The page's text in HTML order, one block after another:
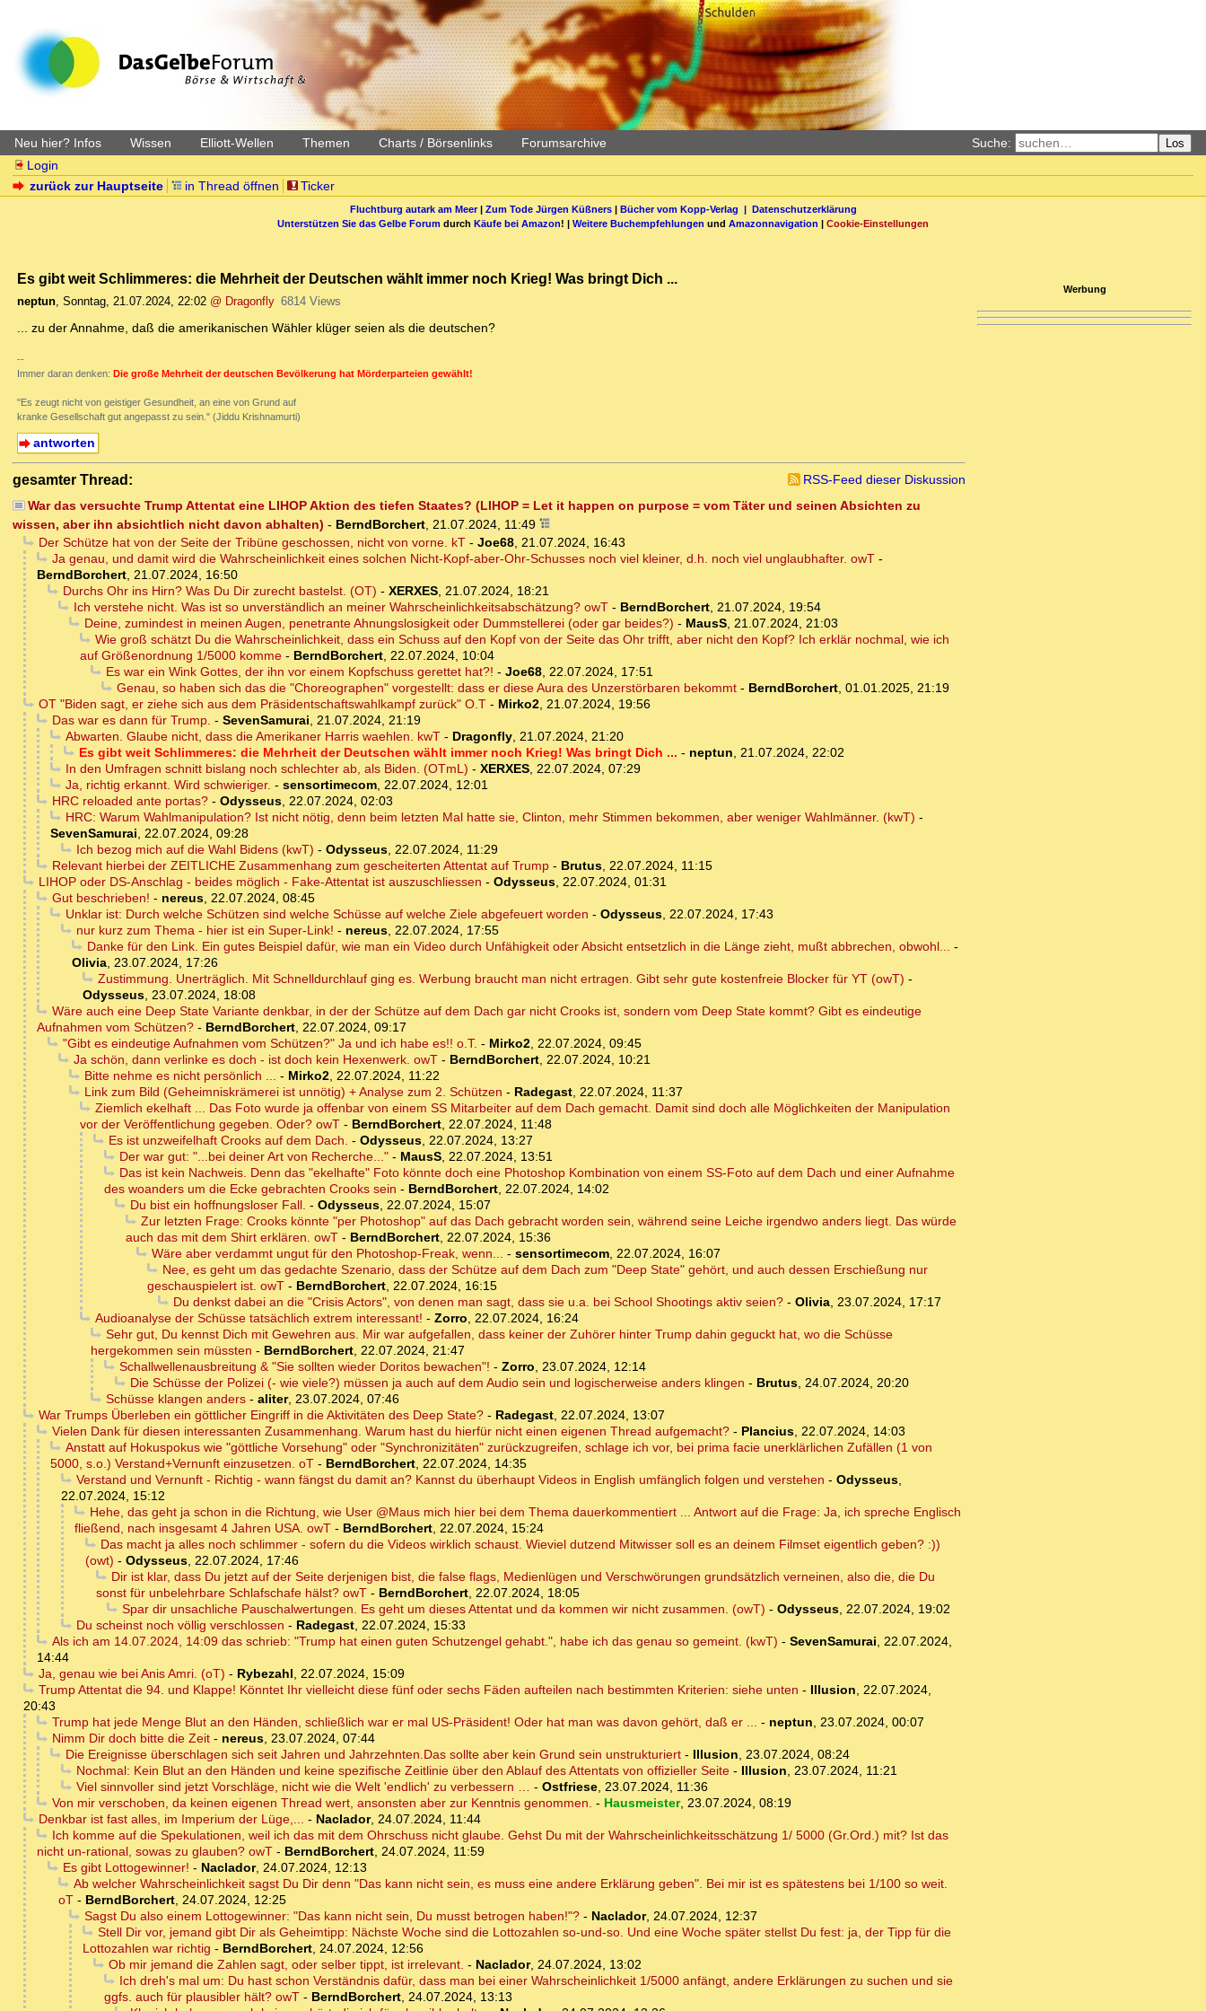
Neu hier? Infos Wissen Elliott-Wellen Themen Charts / Börsenlinks Forumsarchive Suche: Los
Login
zurück zur Hauptseite
in Thread öffnen Ticker
Fluchtburg autark am Meer| Zum Tode Jürgen Küßners| Bücher vom Kopp-Verlag | Datenschutzerklärung
Unterstützen Sie das Gelbe Forum durch Käufe bei Amazon! | Weitere Buchempfehlungen und Amazonnavigation | Cookie-Einstellungen
Es gibt weit Schlimmeres: die Mehrheit der Deutschen wählt immer noch Krieg! Was bringt Dich ...
neptun, Sonntag, 21.07.2024, 22:02 @ Dragonfly 6814 Views
... zu der Annahme, daß die amerikanischen Wähler klüger seien als die deutschen?
--
Immer daran denken: Die große Mehrheit der deutschen Bevölkerung hat Mörderparteien gewählt!
"Es zeugt nicht von geistiger Gesundheit, an eine von Grund auf
kranke Gesellschaft gut angepasst zu sein." (Jiddu Krishnamurti)
antworten
gesamter Thread:
RSS-Feed dieser Diskussion
War das versuchte Trump Attentat eine LIHOP Aktion des tiefen Staates? (LIHOP = Let it happen on purpose = vom Täter und seinen Absichten zu
wissen, aber ihn absichtlich nicht davon abhalten) - BerndBorchert, 21.07.2024, 11:49
Der Schütze hat von der Seite der Tribüne geschossen, nicht von vorne. kT- Joe68, 21.07.2024, 16:43
Ja genau, und damit wird die Wahrscheinlichkeit eines solchen Nicht-Kopf-aber-Ohr-Schusses noch viel kleiner, d.h. noch viel unglaubhafter. owT-
BerndBorchert, 21.07.2024, 16:50
Durchs Ohr ins Hirn? Was Du Dir zurecht bastelst. (OT) - XERXES, 21.07.2024, 18:21
Ich verstehe nicht. Was ist so unverständlich an meiner Wahrscheinlichkeitsabschätzung? owT- BerndBorchert, 21.07.2024, 19:54
Deine, zumindest in meinen Augen, penetrante Ahnungslosigkeit oder Dummstellerei (oder gar beides?) - MausS, 21.07.2024, 21:03
Wie groß schätzt Du die Wahrscheinlichkeit, dass ein Schuss auf den Kopf von der Seite das Ohr trifft, aber nicht den Kopf? Ich erklär nochmal, wie ich
auf Größenordnung 1/5000 komme - BerndBorchert, 22.07.2024, 10:04
Es war ein Wink Gottes, der ihn vor einem Kopfschuss gerettet hat?! - Joe68, 22.07.2024, 17:51
Genau, so haben sich das die "Choreographen" vorgestellt: dass er diese Aura des Unzerstörbaren bekommt- BerndBorchert, 01.01.2025, 21:19
OT "Biden sagt, er ziehe sich aus dem Präsidentschaftswahlkampf zurück" O.T- Mirko2, 21.07.2024, 19:56
Das war es dann für Trump. - SevenSamurai, 21.07.2024, 21:19
Abwarten. Glaube nicht, dass die Amerikaner Harris waehlen. kwT- Dragonfly, 21.07.2024, 21:20
Es gibt weit Schlimmeres: die Mehrheit der Deutschen wählt immer noch Krieg! Was bringt Dich ... - neptun, 21.07.2024, 22:02
In den Umfragen schnitt bislang noch schlechter ab, als Biden. (OTmL) - XERXES, 22.07.2024, 07:29
Ja, richtig erkannt. Wird schwieriger. - sensortimecom, 22.07.2024, 12:01
HRC reloaded ante portas?- Odysseus, 22.07.2024, 02:03
HRC: Warum Wahlmanipulation? Ist nicht nötig, denn beim letzten Mal hatte sie, Clinton, mehr Stimmen bekommen, aber weniger Wahlmänner. (kwT) -
SevenSamurai, 22.07.2024, 09:28
Ich bezog mich auf die Wahl Bidens (kwT) - Odysseus, 22.07.2024, 11:29
Relevant hierbei der ZEITLICHE Zusammenhang zum gescheiterten Attentat auf Trump- Brutus, 22.07.2024, 11:15
LIHOP oder DS-Anschlag - beides möglich - Fake-Attentat ist auszuschliessen - Odysseus, 22.07.2024, 01:31
Gut beschrieben! - nereus, 22.07.2024, 08:45
Unklar ist: Durch welche Schützen sind welche Schüsse auf welche Ziele abgefeuert worden - Odysseus, 22.07.2024, 17:43
nur kurz zum Thema - hier ist ein Super-Link! - nereus, 22.07.2024, 17:55
Danke für den Link. Ein gutes Beispiel dafür, wie man ein Video durch Unfähigkeit oder Absicht entsetzlich in die Länge zieht, mußt abbrechen, obwohl... -
Olivia, 23.07.2024, 17:26
Zustimmung. Unerträglich. Mit Schnelldurchlauf ging es. Werbung braucht man nicht ertragen. Gibt sehr gute kostenfreie Blocker für YT (owT) -
Odysseus, 23.07.2024, 18:08
Wäre auch eine Deep State Variante denkbar, in der der Schütze auf dem Dach gar nicht Crooks ist, sondern vom Deep State kommt? Gibt es eindeutige
Aufnahmen vom Schützen? - BerndBorchert, 22.07.2024, 09:17
"Gibt es eindeutige Aufnahmen vom Schützen?" Ja und ich habe es!! o.T. - Mirko2, 22.07.2024, 09:45
Ja schön, dann verlinke es doch - ist doch kein Hexenwerk. owT- BerndBorchert, 22.07.2024, 10:21
Bitte nehme es nicht persönlich ... - Mirko2, 22.07.2024, 11:22
Link zum Bild (Geheimniskrämerei ist unnötig) + Analyse zum 2. Schützen - Radegast, 22.07.2024, 11:37
Ziemlich ekelhaft ... Das Foto wurde ja offenbar von einem SS Mitarbeiter auf dem Dach gemacht. Damit sind doch alle Möglichkeiten der Manipulation
vor der Veröffentlichung gegeben. Oder? owT - BerndBorchert, 22.07.2024, 11:48
Es ist unzweifelhaft Crooks auf dem Dach. - Odysseus, 22.07.2024, 13:27
Der war gut: "...bei deiner Art von Recherche..."- MausS, 22.07.2024, 13:51
Das ist kein Nachweis. Denn das "ekelhafte" Foto könnte doch eine Photoshop Kombination von einem SS-Foto auf dem Dach und einer Aufnahme
des woanders um die Ecke gebrachten Crooks sein - BerndBorchert, 22.07.2024, 14:02
Du bist ein hoffnungsloser Fall. - Odysseus, 22.07.2024, 15:07
Zur letzten Frage: Crooks könnte "per Photoshop" auf das Dach gebracht worden sein, während seine Leiche irgendwo anders liegt. Das würde
auch das mit dem Shirt erklären. owT - BerndBorchert, 22.07.2024, 15:36
Wäre aber verdammt ungut für den Photoshop-Freak, wenn... - sensortimecom, 22.07.2024, 16:07
Nee, es geht um das gedachte Szenario, dass der Schütze auf dem Dach zum "Deep State" gehört, und auch dessen Erschießung nur
geschauspielert ist. owT - BerndBorchert, 22.07.2024, 16:15
Du denkst dabei an die "Crisis Actors", von denen man sagt, dass sie u.a. bei School Shootings aktiv seien?- Olivia, 23.07.2024, 17:17
Audioanalyse der Schüsse tatsächlich extrem interessant! - Zorro, 22.07.2024, 16:24
Sehr gut, Du kennst Dich mit Gewehren aus. Mir war aufgefallen, dass keiner der Zuhörer hinter Trump dahin geguckt hat, wo die Schüsse
hergekommen sein müssten - BerndBorchert, 22.07.2024, 21:47
Schallwellenausbreitung & "Sie sollten wieder Doritos bewachen"! - Zorro, 23.07.2024, 12:14
Die Schüsse der Polizei (- wie viele?) müssen ja auch auf dem Audio sein und logischerweise anders klingen - Brutus, 24.07.2024, 20:20
Schüsse klangen anders- aliter, 23.07.2024, 07:46
War Trumps Überleben ein göttlicher Eingriff in die Aktivitäten des Deep State?- Radegast, 22.07.2024, 13:07
Vielen Dank für diesen interessanten Zusammenhang. Warum hast du hierfür nicht einen eigenen Thread aufgemacht?- Plancius, 22.07.2024, 14:03
Anstatt auf Hokuspokus wie "göttliche Vorsehung" oder "Synchronizitäten" zurückzugreifen, schlage ich vor, bei prima facie unerklärlichen Zufällen (1 von
5000, s.o.) Verstand+Vernunft einzusetzen. oT - BerndBorchert, 22.07.2024, 14:35
Verstand und Vernunft - Richtig - wann fängst du damit an? Kannst du überhaupt Videos in English umfänglich folgen und verstehen - Odysseus,
22.07.2024, 15:12
Hehe, das geht ja schon in die Richtung, wie User @Maus mich hier bei dem Thema dauerkommentiert ... Antwort auf die Frage: Ja, ich spreche Englisch
fließend, nach insgesamt 4 Jahren USA. owT - BerndBorchert, 22.07.2024, 15:24
Das macht ja alles noch schlimmer - sofern du die Videos wirklich schaust. Wieviel dutzend Mitwisser soll es an deinem Filmset eigentlich geben? :))
(owt) - Odysseus, 22.07.2024, 17:46
Dir ist klar, dass Du jetzt auf der Seite derjenigen bist, die false flags, Medienlügen und Verschwörungen grundsätzlich verneinen, also die, die Du
sonst für unbelehrbare Schlafschafe hälst? owT - BerndBorchert, 22.07.2024, 18:05
Spar dir unsachliche Pauschalwertungen. Es geht um dieses Attentat und da kommen wir nicht zusammen. (owT) - Odysseus, 22.07.2024, 19:02
Du scheinst noch völlig verschlossen - Radegast, 22.07.2024, 15:33
Als ich am 14.07.2024, 14:09 das schrieb: "Trump hat einen guten Schutzengel gehabt.", habe ich das genau so gemeint. (kwT) - SevenSamurai, 22.07.2024,
14:44
Ja, genau wie bei Anis Amri. (oT) - Rybezahl, 22.07.2024, 15:09
Trump Attentat die 94. und Klappe! Könntet Ihr vielleicht diese fünf oder sechs Fäden aufteilen nach bestimmten Kriterien: siehe unten - Illusion, 22.07.2024,
20:43
Trump hat jede Menge Blut an den Händen, schließlich war er mal US-Präsident! Oder hat man was davon gehört, daß er ... - neptun, 23.07.2024, 00:07
Nimm Dir doch bitte die Zeit- nereus, 23.07.2024, 07:44
Die Ereignisse überschlagen sich seit Jahren und Jahrzehnten.Das sollte aber kein Grund sein unstrukturiert- Illusion, 23.07.2024, 08:24
Nochmal: Kein Blut an den Händen und keine spezifische Zeitlinie über den Ablauf des Attentats von offizieller Seite- Illusion, 23.07.2024, 11:21
Viel sinnvoller sind jetzt Vorschläge, nicht wie die Welt 'endlich' zu verbessern … - Ostfriese, 23.07.2024, 11:36
Von mir verschoben, da keinen eigenen Thread wert, ansonsten aber zur Kenntnis genommen. - Hausmeister, 23.07.2024, 08:19
Denkbar ist fast alles, im Imperium der Lüge,... - Naclador, 24.07.2024, 11:44
Ich komme auf die Spekulationen, weil ich das mit dem Ohrschuss nicht glaube. Gehst Du mit der Wahrscheinlichkeitsschätzung 1/ 5000 (Gr.Ord.) mit? Ist das
nicht un-rational, sowas zu glauben? owT - BerndBorchert, 24.07.2024, 11:59
Es gibt Lottogewinner! - Naclador, 24.07.2024, 12:13
Ab welcher Wahrscheinlichkeit sagst Du Dir denn "Das kann nicht sein, es muss eine andere Erklärung geben". Bei mir ist es spätestens bei 1/100 so weit.
oT - BerndBorchert, 24.07.2024, 12:25
Sagst Du also einem Lottogewinner: "Das kann nicht sein, Du musst betrogen haben!"?- Naclador, 24.07.2024, 12:37
Stell Dir vor, jemand gibt Dir als Geheimtipp: Nächste Woche sind die Lottozahlen so-und-so. Und eine Woche später stellst Du fest: ja, der Tipp für die
Lottozahlen war richtig - BerndBorchert, 24.07.2024, 12:56
Ob mir jemand die Zahlen sagt, oder selber tippt, ist irrelevant. - Naclador, 24.07.2024, 13:02
Ich dreh's mal um: Du hast schon Verständnis dafür, dass man bei einer Wahrscheinlichkeit 1/5000 anfängt, andere Erklärungen zu suchen und sie
ggfs. auch für plausibler hält? owT - BerndBorchert, 24.07.2024, 13:13
Werbung